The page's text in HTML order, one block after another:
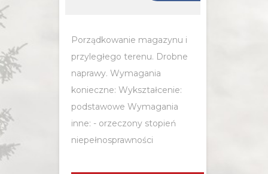
Porządkowanie magazynu i
przyległego terenu. Drobne
naprawy. Wymagania
konieczne: Wykształcenie:
podstawowe Wymagania
inne: - orzeczony stopień
niepełnosprawności